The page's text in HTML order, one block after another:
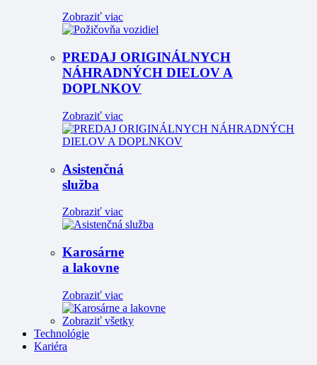
Zobraziť viac
PREDAJ ORIGINÁLNYCH
NÁHRADNÝCH DIELOV A
DOPLNKOV
Zobraziť viac
Asistenčná
služba
Zobraziť viac
Karosárne
a lakovne
Zobraziť viac
Zobraziť všetky
Technológie
Kariéra